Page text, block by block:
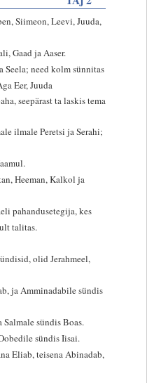
Siimeon, Leevi, Juuda,
Gaad ja Aaser.
Seela; need kolm sünnitas
Eer, Juuda
seepärast ta laskis tema
ilmale Peretsi ja Serahi;
Heeman, Kalkol ja
pahandusetegija, kes
talitas.
olid Jerahmeel,
ja Amminadabile sündis
Salmale sündis Boas.
sündis Iisai.
Eliab, teisena Abinadab,